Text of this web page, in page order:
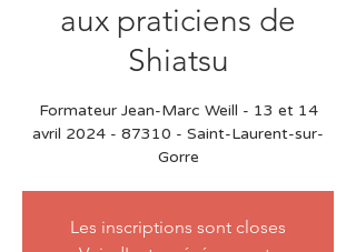
aux praticiens de
Shiatsu
Formateur Jean-Marc Weill - 13 et 14
avril 2024 - 87310 - Saint-Laurent-sur-
Gorre
Les inscriptions sont closes